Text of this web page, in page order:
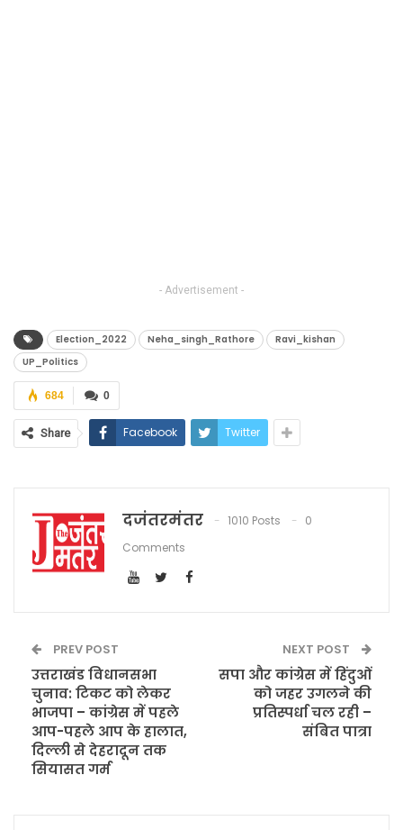
- Advertisement -
Election_2022 Neha_singh_Rathore
Ravi_kishan
UP_Politics
0
684
Share Facebook Twitter
दजंतरमंतर 1010 Posts
0
Comments
PREV POST
उत्तराखंड विधानसभा
चुनाव: टिकट को लेकर
भाजपा – कांग्रेस में पहले
आप-पहले आप के हालात,
दिल्ली से देहरादून तक
सियासत गर्म
NEXT POST
सपा और कांग्रेस में हिंदुओं
को जहर उगलने की
प्रतिस्पर्धा चल रही –
संबित पात्रा